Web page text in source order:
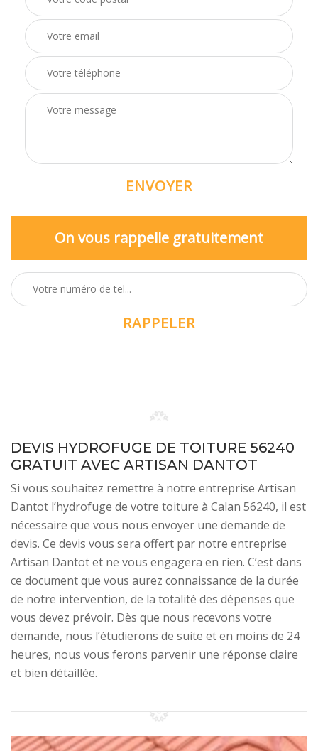
On vous rappelle gratuitement
DEVIS HYDROFUGE DE TOITURE 56240
GRATUIT AVEC ARTISAN DANTOT
Si vous souhaitez remettre à notre entreprise Artisan
Dantot l’hydrofuge de votre toiture à Calan 56240, il est
nécessaire que vous nous envoyer une demande de
devis. Ce devis vous sera offert par notre entreprise
Artisan Dantot et ne vous engagera en rien. C’est dans
ce document que vous aurez connaissance de la durée
de notre intervention, de la totalité des dépenses que
vous devez prévoir. Dès que nous recevons votre
demande, nous l’étudierons de suite et en moins de 24
heures, nous vous ferons parvenir une réponse claire
et bien détaillée.